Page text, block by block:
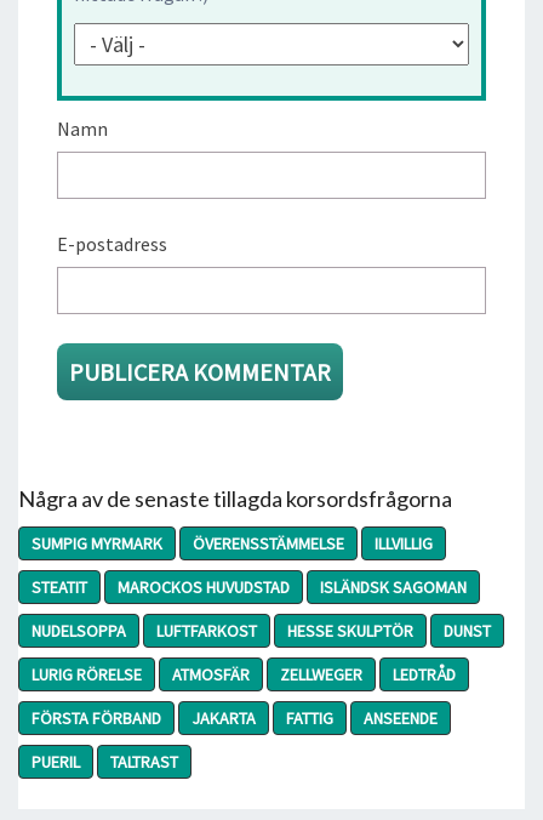
Namn
E-postadress
Några av de senaste tillagda korsordsfrågorna
SUMPIG MYRMARK ÖVERENSSTÄMMELSE
ILLVILLIG
STEATIT
MAROCKOS HUVUDSTAD
ISLÄNDSK SAGOMAN
NUDELSOPPA
LUFTFARKOST HESSE SKULPTÖR
DUNST
LURIG RÖRELSE
ATMOSFÄR ZELLWEGER
LEDTRÅD
FÖRSTA FÖRBAND
JAKARTA FATTIG
ANSEENDE
PUERIL
TALTRAST